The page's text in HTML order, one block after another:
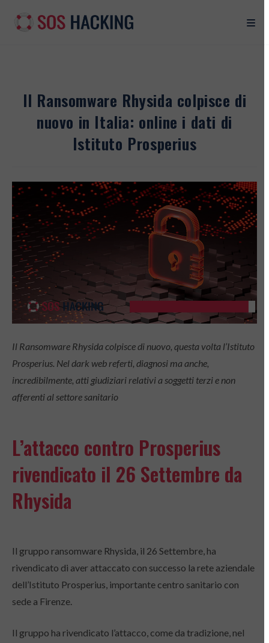
Il Ransomware Rhysida colpisce di
nuovo in Italia: online i dati di
Istituto Prosperius
Il Ransomware Rhysida colpisce di nuovo, questa volta l’Istituto
Prosperius. Nel dark web referti, diagnosi ma anche,
incredibilmente, atti giudiziari relativi a soggetti terzi e non
afferenti al settore sanitario
L’attacco contro Prosperius
rivendicato il 26 Settembre da
Rhysida
Il gruppo ransomware Rhysida, il 26 Settembre, ha
rivendicato di aver attaccato con successo la rete aziendale
dell’Istituto Prosperius, importante centro sanitario con
sede a Firenze.
Il gruppo ha rivendicato l’attacco, come da tradizione, nel